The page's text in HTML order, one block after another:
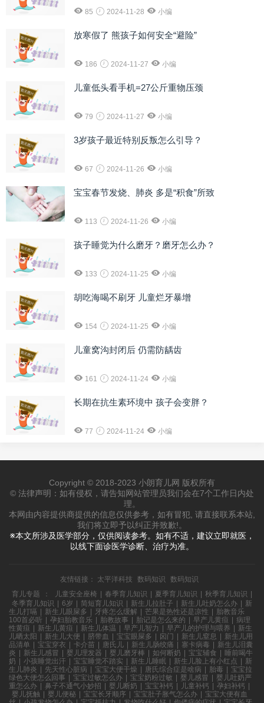
85 2024-11-28 小编
放寒假了 熊孩子如何安全“避险”
186 2024-11-27 小编
儿童低头看手机=27公斤重物压颈
79 2024-11-27 小编
3岁孩子最近特别反叛怎么引导？
67 2024-11-26 小编
宝宝春节发烧、肺炎 多是“积食”所致
113 2024-11-26 小编
孩子睡觉为什么磨牙？磨牙怎么办？
133 2024-11-25 小编
胡吃海喝不刷牙 儿童烂牙暴增
154 2024-11-25 小编
儿童窝沟封闭后 仍需防龋齿
161 2024-11-24 小编
长期在抗生素环境中 孩子会变胖？
77 2024-11-24 小编
Copyright © 2018-2023 小朗育儿网 版权所有
© 法律声明：如有侵权，请告知网站管理员我们会在7个工作日内处
理。
本网由内容提供商提供的信息仅供参考，如有冒犯, 请直接联系本站,
我们将立即予以纠正并致歉!。
※本文所涉及医学部分，仅供阅读参考。如有不适，建议立即就医，
以线下面诊医学诊断、治疗为准。
友情链接： 太平洋科技 数码知识
数码知识
育儿专题
： 儿童安全座椅 | 春季育儿知识 | 夏季育儿知识 | 秋季育儿知识 |
冬季育儿知识 | 6岁 | 简短育儿知识 | 新生儿拉肚子 | 新生儿吐奶怎么办 | 新
生儿打嗝 | 新生儿眼屎多 | 牙疼怎么缓解 | 芒果是热性还是凉性 | 胎教音乐
100首必听 | 孕妇胎教音乐 | 胎教故事 | 胎记是怎么来的 | 早产儿黄疸 | 病理
性黄疸 | 新生儿黄疸 | 新生儿体温 | 早产儿智力 | 早产儿的护理与喂养 | 新生
儿晒太阳 | 新生儿大便 | 脐带血 | 宝宝眼屎多 | 囟门 | 新生儿窒息 | 新生儿用
品清单 | 宝宝穿衣 | 卡介苗 | 唐氏儿 | 新生儿肠绞痛 | 寨卡病毒 | 新生儿泪囊
炎 | 新生儿感冒 | 婴儿理发器 | 婴儿磨牙棒 | 如何断奶 | 宝宝辅食 | 睡前喝牛
奶 | 小孩睡觉出汗 | 宝宝睡觉不踏实 | 新生儿睡眠 | 新生儿脸上有小红点 | 新
生儿肺炎 | 先天性心脏病 | 宝宝大便干燥 | 唐氏综合症是啥病 | 胎毒 | 宝宝拉
绿色大便怎么回事 | 宝宝过敏怎么办 | 宝宝奶粉过敏 | 婴儿感冒 | 婴儿吐奶严
重怎么办 | 鼻子不通气小妙招 | 婴儿断奶 | 宝宝补钙 | 儿童补钙 | 孕妇补钙 |
婴儿抚触 | 婴儿便秘 | 宝宝长牙顺序 | 宝宝肚子胀气怎么办 | 宝宝大便有血